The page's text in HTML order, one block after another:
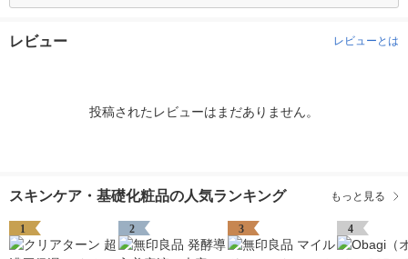
レビュー レビューとは
投稿されたレビューはまだありません。
スキンケア・基礎化粧品の人気ランキング もっと見る
1 2 3 4